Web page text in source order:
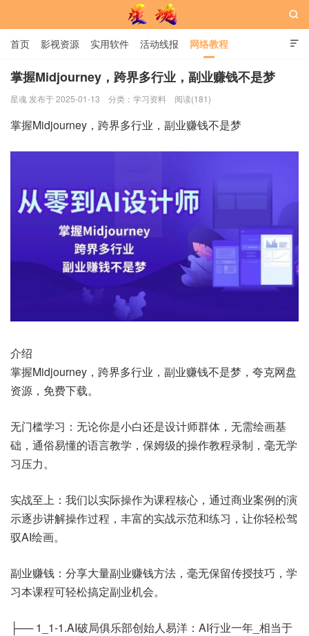

首页 影视资源 实用软件 活动线报 网络教程
用户中心 书籍 娱乐

掌握Midjourney，跨界多行业，副业赚钱不是梦
星魂 发布于 2025-01-13 分类： 学习资料 阅读(181)
掌握Midjourney，跨界多行业，副业赚钱不是梦
介绍
掌握Midjourney，跨界多行业，副业赚钱不是梦，夸克网盘
资源，免费下载。
无门槛学习：无论你是小白还是设计师群体，无需绘画基
础，通俗易懂的语言教学，保姆级的操作教程录制，毫无学
习压力。
实战至上：我们以实际操作为课程核心，通过商业案例的演
示逐步讲解操作过程，丰富的实战示范和练习，让你轻松驾
驭AI绘画。
副业赚钱：分享大量副业赚钱方法，毫无保留传授技巧，学
习本课程可轻松搞定副业机会。
├── 1_1-1.AI破局俱乐部创始人易洋：AI行业一年_相当于